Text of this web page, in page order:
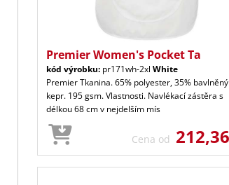
Premier Women's Pocket Ta
kód výrobku: pr171wh-2xl White
Premier Tkanina. 65% polyester, 35% bavlněný
kepr. 195 gsm. Vlastnosti. Navlékací zástěra s
délkou 68 cm v nejdelším mís
Cena od